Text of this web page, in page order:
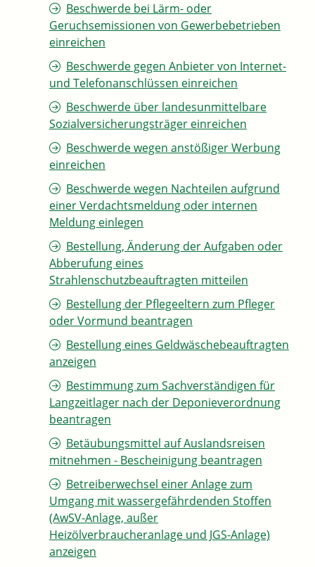
Beschwerde bei Lärm- oder
Geruchsemissionen von Gewerbebetrieben
einreichen
Beschwerde gegen Anbieter von Internet-
und Telefonanschlüssen einreichen
Beschwerde über landesunmittelbare
Sozialversicherungsträger einreichen
Beschwerde wegen anstößiger Werbung
einreichen
Beschwerde wegen Nachteilen aufgrund
einer Verdachtsmeldung oder internen
Meldung einlegen
Bestellung, Änderung der Aufgaben oder
Abberufung eines
Strahlenschutzbeauftragten mitteilen
Bestellung der Pflegeeltern zum Pfleger
oder Vormund beantragen
Bestellung eines Geldwäschebeauftragten
anzeigen
Bestimmung zum Sachverständigen für
Langzeitlager nach der Deponieverordnung
beantragen
Betäubungsmittel auf Auslandsreisen
mitnehmen - Bescheinigung beantragen
Betreiberwechsel einer Anlage zum
Umgang mit wassergefährdenden Stoffen
(AwSV-Anlage, außer
Heizölverbraucheranlage und JGS-Anlage)
anzeigen